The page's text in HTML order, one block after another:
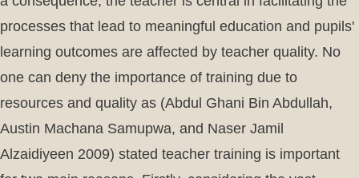
processes that lead to meaningful education and pupils'
learning outcomes are affected by teacher quality. No
one can deny the importance of training due to
resources and quality as (Abdul Ghani Bin Abdullah,
Austin Machana Samupwa, and Naser Jamil
Alzaidiyeen 2009) stated teacher training is important